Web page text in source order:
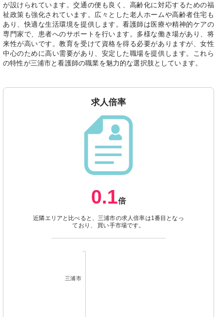
が設けられています。交通の便も良く、高齢化に対応するための福
祉政策も強化されています。広々とした老人ホームや高齢者住宅も
あり、快適な生活環境を提供します。看護師は医療や精神的ケアの
専門家で、患者へのサポートを行います。多様な働き場があり、将
来性が高いです。教育を受けて資格を得る必要がありますが、女性
中心のために高い需要があり、安定した職場を提供します。これら
の特性が三浦市と看護師の職業を魅力的な選択肢としています。
求人倍率
三浦市
0.1倍
近隣エリアと比べると、三浦市の求人倍率は1番目となっ
ており、 買い手市場です。